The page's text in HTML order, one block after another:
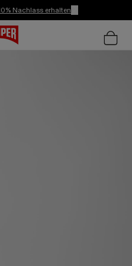
Nachlass erhalten